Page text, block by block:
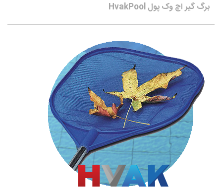
برگ گیر اچ وک پول HvakPool